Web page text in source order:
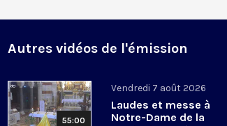
Autres vidéos de l'émission
55:00
Vendredi 7 août 2026
Laudes et messe à
Notre-Dame de la